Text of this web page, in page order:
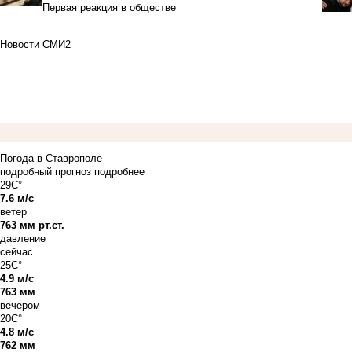
Первая реакция в обществе
Новости СМИ2
Погода в Ставрополе
подробный прогноз подробнее
29C°
7.6 м/с
ветер
763 мм рт.ст.
давление
сейчас
25C°
4.9 м/с
763 мм
вечером
20C°
4.8 м/с
762 мм